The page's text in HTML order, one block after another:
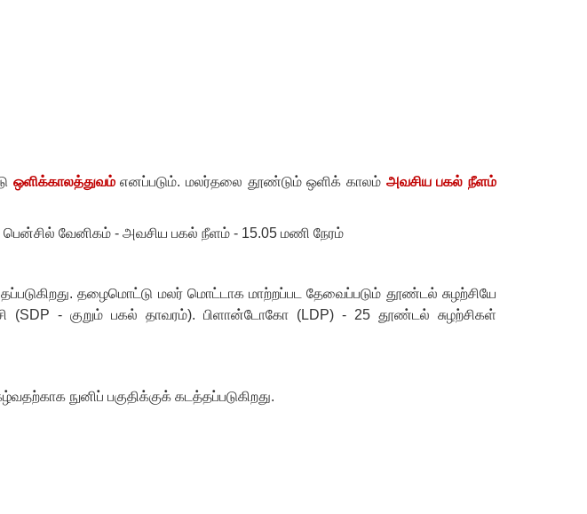
ஒளிக்காலத்துவம்எனப்படும். மலர்தலை தூண்டும் ஒளிக் காலம் அவசிய பகல் நீளம்
பென்சில் வேனிகம் - அவசிய பகல் நீளம் - 15.05 மணி நேரம்
தழைமொட்டு மலர் மொட்டாக மாற்றப்பட தேவைப்படும் தூண்டல் சுழற்சியே
(SDP - குறும் பகல் தாவரம்). பிளான்டோகோ (LDP) - 25 தூண்டல் சுழற்சிகள்
நுனிப் பகுதிக்குக் கடத்தப்படுகிறது.